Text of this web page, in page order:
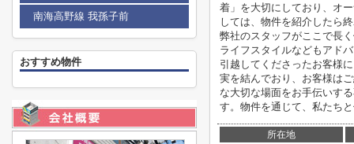
着」を大切にしており、オ
しては、物件を紹介したら
弊社のスタッフがここで長
ライフスタイルなどもアド
引越してくださったお客様
実を結んでおり、お客様は
な大切な場面をお手伝いす
す。物件を通じて、私たち
所在地
南海高野線 我孫子前
おすすめ物件